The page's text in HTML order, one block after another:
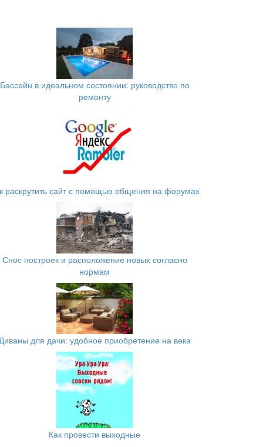
Бассейн в идеальном состоянии: руководство по
ремонту
раскрутить сайт с помощью общения на форумах
Снос построек и расположение новых согласно
нормам
для дачи: удобное приобретение на века
Как провести выходные